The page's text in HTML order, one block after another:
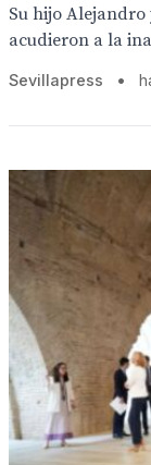
Su hijo Alejandro
acudieron a la
Sevillapress •